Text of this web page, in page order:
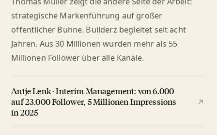
strategische Markenführung auf großer
öffentlicher Bühne. Builderz begleitet seit acht
Jahren. Aus 30 Millionen wurden mehr als 55
Millionen Follower über alle Kanäle.
Antje Lenk · Interim Management: von 6.000
auf 23.000 Follower, 5 Millionen Impressions
in 2025